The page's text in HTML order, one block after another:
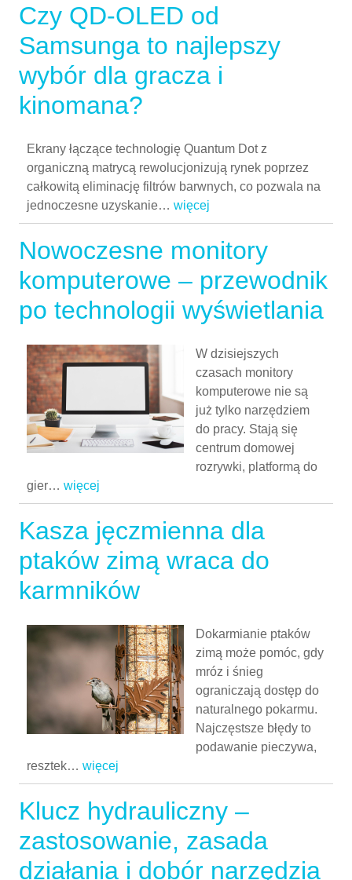
Czy QD-OLED od
Samsunga to najlepszy
wybór dla gracza i
kinomana?
Ekrany łączące technologię Quantum Dot z
organiczną matrycą rewolucjonizują rynek poprzez
całkowitą eliminację filtrów barwnych, co pozwala na
jednoczesne uzyskanie… więcej
Nowoczesne monitory
komputerowe – przewodnik
po technologii wyświetlania
W dzisiejszych
czasach monitory
komputerowe nie są
już tylko narzędziem
do pracy. Stają się
centrum domowej
rozrywki, platformą do
gier… więcej
Kasza jęczmienna dla
ptaków zimą wraca do
karmników
Dokarmianie ptaków
zimą może pomóc, gdy
mróz i śnieg
ograniczają dostęp do
naturalnego pokarmu.
Najczęstsze błędy to
podawanie pieczywa,
resztek… więcej
Klucz hydrauliczny –
zastosowanie, zasada
działania i dobór narzędzia